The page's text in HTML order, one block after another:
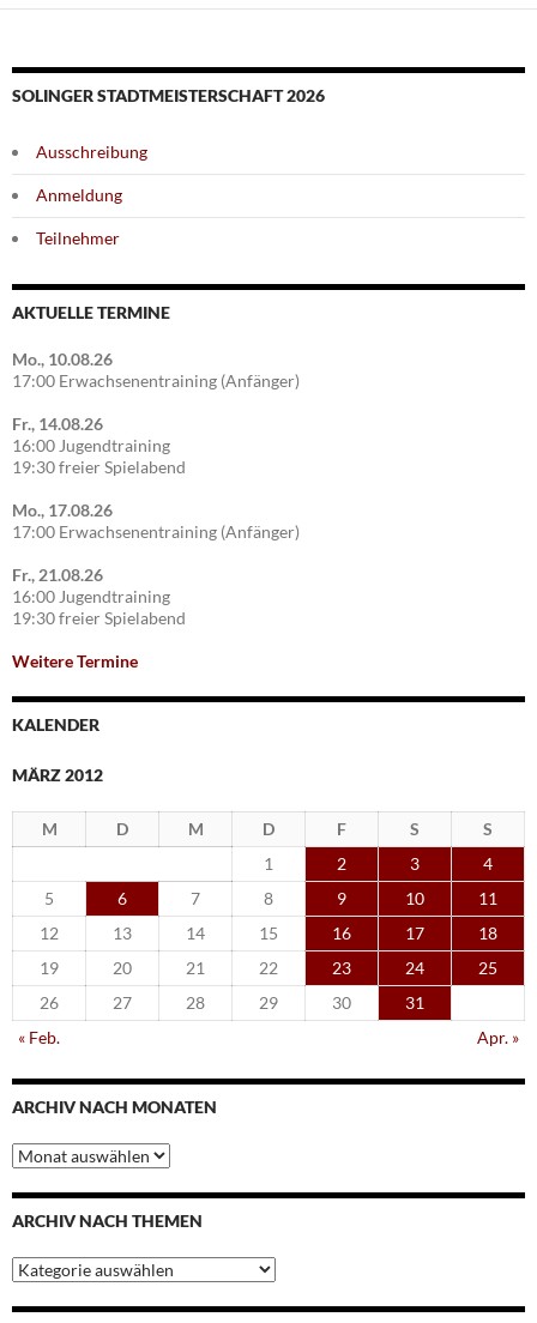
SOLINGER STADTMEISTERSCHAFT 2026
Ausschreibung
Anmeldung
Teilnehmer
AKTUELLE TERMINE
Mo., 10.08.26
17:00 Erwachsenentraining (Anfänger)
Fr., 14.08.26
16:00 Jugendtraining
19:30 freier Spielabend
Mo., 17.08.26
17:00 Erwachsenentraining (Anfänger)
Fr., 21.08.26
16:00 Jugendtraining
19:30 freier Spielabend
Weitere Termine
KALENDER
MÄRZ 2012
M D M D F S
S
1
2 3
4
5
6 7 8 9 10
11
12
13 14 15 16 17
18
19
20 21 22 23 24
25
26
27 28 29 30
31
« Feb.
Apr. »
ARCHIV NACH MONATEN
Archiv
nach
Monaten
ARCHIV NACH THEMEN
Archiv
nach
Themen